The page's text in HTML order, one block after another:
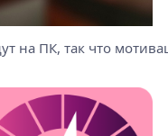
на ПК, так что